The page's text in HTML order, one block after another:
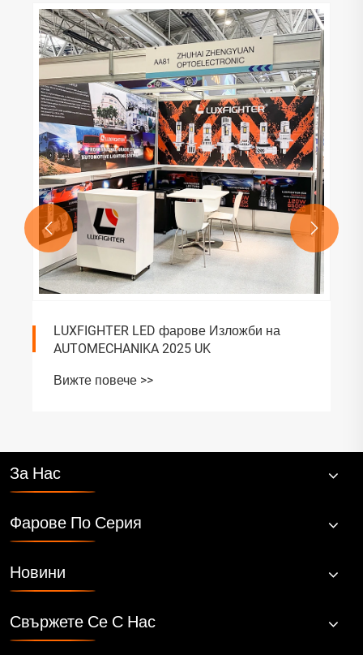
LUXFIGHTER LED фарове Изложби на
AUTOMECHANIKA 2025 UK
Вижте повече >>
 
За Нас
Фарове По Серия
Новини
Свържете Се С Нас